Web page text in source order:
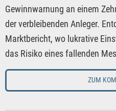
Gewinnwarnung an einem
der verbleibenden Anleger.
Marktbericht, wo lukrative
das Risiko eines fallenden
ZUM